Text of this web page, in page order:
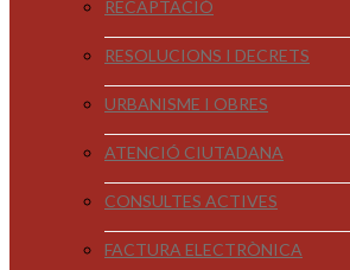
RECAPTACIÓ
RESOLUCIONS I DECRETS
URBANISME I OBRES
ATENCIÓ CIUTADANA
CONSULTES ACTIVES
FACTURA ELECTRÒNICA